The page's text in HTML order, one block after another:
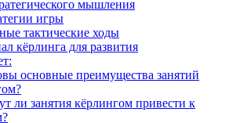
мышления
игры
тактические ходы
кёрлинга для развития
основные преимущества занятий
ли занятия кёрлингом привести к